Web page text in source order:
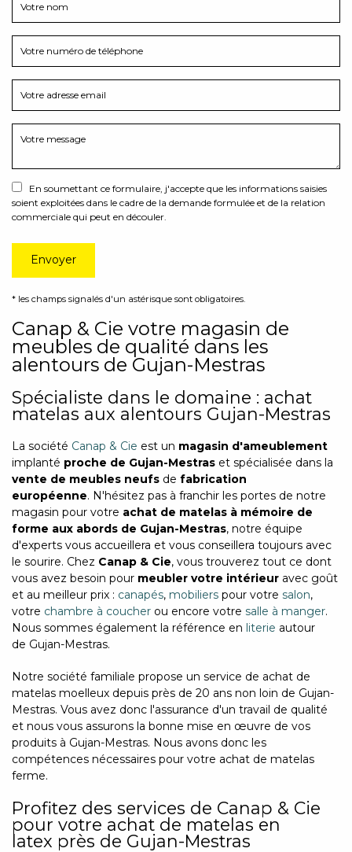
En soumettant ce formulaire, j'accepte que les informations saisies
soient exploitées dans le cadre de la demande formulée et de la relation
commerciale qui peut en découler.
* les champs signalés d'un astérisque sont obligatoires.
Canap & Cie votre magasin de
meubles de qualité dans les
alentours de Gujan-Mestras
Spécialiste dans le domaine : achat
matelas aux alentours Gujan-Mestras
La société Canap & Cie est un magasin d'ameublement
implanté proche de Gujan-Mestras et spécialisée dans la
vente de meubles neufs de fabrication
européenne. N'hésitez pas à franchir les portes de notre
magasin pour votre achat de matelas à mémoire de
forme aux abords de Gujan-Mestras, notre équipe
d'experts vous accueillera et vous conseillera toujours avec
le sourire. Chez Canap & Cie, vous trouverez tout ce dont
vous avez besoin pour meubler votre intérieur avec goût
et au meilleur prix : canapés, mobiliers pour votre salon,
votre chambre à coucher ou encore votre salle à manger.
Nous sommes également la référence en literie autour
de Gujan-Mestras.
Notre société familiale propose un service de achat de
matelas moelleux depuis près de 20 ans non loin de Gujan-
Mestras. Vous avez donc l'assurance d'un travail de qualité
et nous vous assurons la bonne mise en œuvre de vos
produits à Gujan-Mestras. Nous avons donc les
compétences nécessaires pour votre achat de matelas
ferme.
Profitez des services de Canap & Cie
pour votre achat de matelas en
latex près de Gujan-Mestras